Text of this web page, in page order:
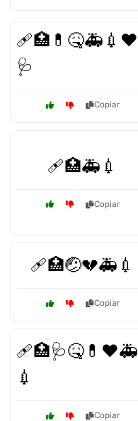
🩹🏥💊🤒🚑💉❤️
🩺
Copiar
🩹🏥🚑💉
Copiar
🩹🏥🤕💔🚑💉
Copiar
🩹🏥🩺🤒💊❤️🚑
💉
Copiar